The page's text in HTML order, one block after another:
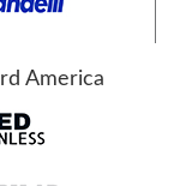
America